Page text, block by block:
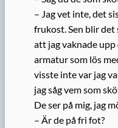
– Jag vet inte, det
frukost. Sen blir det
att jag vaknade
armatur som lös
visste inte var jag
jag såg vem som
De ser på mig, jag
– Är de på fri fot?